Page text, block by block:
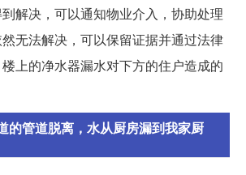
解决，可以通知物业介入，协助处理
无法解决，可以保留证据并通过法律
上的净水器漏水对下方的住户造成的
的管道脱离，水从厨房漏到我家厨